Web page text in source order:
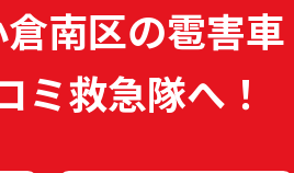
南区の雹害車
ミ救急隊へ！